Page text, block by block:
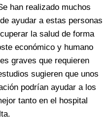
han realizado muchos
ayudar a estas personas
la salud de forma
económico y humano
graves que requieren
sugieren que unos
podrían ayudar a los
tanto en el hospital